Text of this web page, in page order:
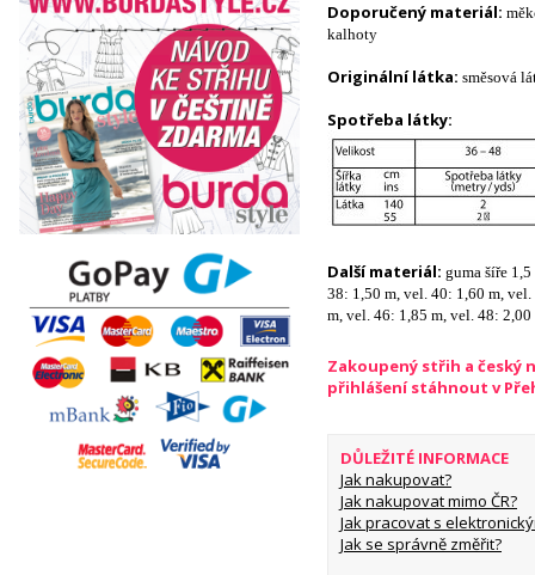
Doporučený materiál:
kalhoty
Originální látka: směsová
Spotřeba látky:
Další materiál: guma šíře
38: 1,50 m, vel. 40: 1,60 m,
m, vel. 46: 1,85 m, vel. 48: 2,00
Zakoupený střih a český
přihlášení stáhnout v
DŮLEŽITÉ INFORMACE
Jak nakupovat?
Jak nakupovat mimo ČR?
Jak pracovat s
Jak se správně změřit?